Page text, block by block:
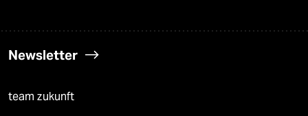
Newsletter
team zukunft